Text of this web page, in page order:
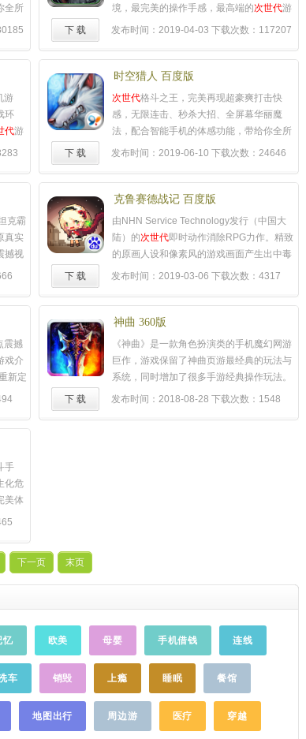
全所
指尖
境，最完美的操作手感，最高端的次世代游
戏显示技术，在游戏内你可以自由跳跃射
下 载 发布时间：2019-04-03 下载次数：117207
游
环
代游
射
择，
特
地开
时空猎人 百度版
次世代格斗之王，完美再现超豪爽打击快
感，无限连击、秒杀大招、全屏幕华丽魔
法，配合智能手机的体感功能，带给你全所
未有的畅快游戏体验。立即下载，开启指尖
下 载 发布时间：2019-06-10 下载次数：24646
克霸
真实
撼视
体
还原
设
，带
效
工厂
最合
，释
必
克鲁赛德战记 百度版
由NHN Service Technology发行（中国大
陆）的次世代即时动作消除RPG力作。精致
的原画人设和像素风的游戏画面产生出中毒
性的反差萌；单机游戏般跌宕起伏的剧情配
受；独创的战斗系统完美平衡了手游的策略
性与技术性，将手游带到了集趣味性、观赏
性和竞技性为一体的新高度。领取专属礼
包、代金券请访问百度克鲁赛德战记论坛。
PS：在游戏内点击百度熊爪进入社区或直接
下 载 发布时间：2019-03-06 下载次数：4317
震撼
戏介
新定
戏品
授
新
尖
真
刻
。游
拳拳
验！?
击退
、自
快
情，
感
系
戏物
神曲 360版
《神曲》是一款角色扮演类的手机魔幻网游
巨作，游戏保留了神曲页游最经典的玩法与
系统，同时增加了很多手游经典操作玩法。
游戏主要围绕城池发展、副本探索为主线而
新的英雄诞生，属于新时代的神曲传奇！就
是这新时代的英雄，将带领子民惩恶扬善，
共建繁荣富强的国家。游戏特点：【电影画
质 高清呈现】媲美1080P的电影游戏画质，
真实3D引擎渲染的魔幻风格画面，
游的动画表现【手指涂鸦 告别无脑】告别战
斗中简单按键操作，独创QTE手指操作释放
下 载 发布时间：2018-08-28 下载次数：1548
手
化危
美体
略
侠、
莉、
英雄
由此
下一页 末页
忆 欧美 母婴 手机借钱 连线
车 销毁 上瘾 睡眠 餐馆
地图出行 周边游 医疗 穿越